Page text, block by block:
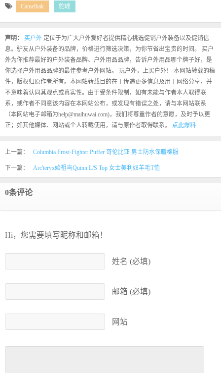
Camelbak 驼峰
声明： 买户外 定位于为广大户外爱好者提供精心挑选促销户外装备以及促销信
息。驴友从户外装备的品牌，价格进行筛选决策，为你节省出宝贵的时间。 买户
外为你推荐最好的户外装备品牌、户外用品品牌，告诉户外用品哪个牌子好，是
你选择户外用品品牌的最佳参考户外网站。 玩户外，上买户外！ 本网站转载的稿
件，版权归原作者所有。本网站转载目的在于传递更多信息及用于网络分享，并
不意味着认同其观点或真实性。由于受条件限制，如有未能与作者本人取得联
系，或作者不同意该内容在本网站公布，或发现有错误之处，请与本网站联系
（本网站电子邮箱为help@maihuwai.com)，我们将尊重作者的意愿，及时予以更
正；如其他媒体、网站或个人转载使用，请与原作者取得联系。 点此爆料
上一篇： Columbia Frost-Fighter Puffer 哥伦比亚 男士防水保暖棉服
下一篇： Arc'teryx始祖鸟Quinn L/S Top 女士美利奴羊毛T恤
0条评论
Hi，您需要填写昵称和邮箱！
姓名 (必填)
邮箱 (必填)
网站